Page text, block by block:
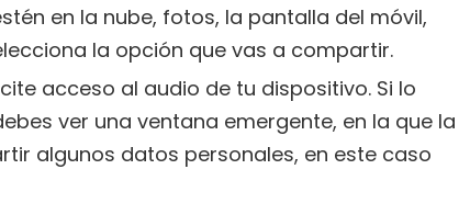
en la nube, fotos, la pantalla del móvil,
la opción que vas a compartir.
acceso al audio de tu dispositivo. Si lo
ver una ventana emergente, en la que la
algunos datos personales, en este caso